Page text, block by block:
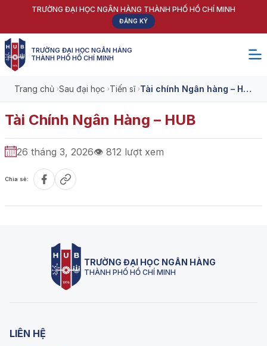
TRƯỜNG ĐẠI HỌC NGÂN HÀNG THÀNH PHỐ HỒ CHÍ MINH
ĐĂNG KÝ
TRƯỜNG ĐẠI HỌC NGÂN HÀNG
THÀNH PHỐ HỒ CHÍ MINH
Trang chủ Sau đại học Tiến sĩ Tài chính Ngân hàng – HUB
Tài Chính Ngân Hàng – HUB
26 tháng 3, 2026👁 812 lượt xem
Chia sẻ:
TRƯỜNG ĐẠI HỌC NGÂN HÀNG
THÀNH PHỐ HỒ CHÍ MINH
LIÊN HỆ